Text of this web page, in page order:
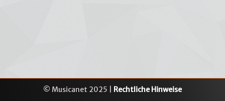
© Musicanet 2025 | Rechtliche Hinweise